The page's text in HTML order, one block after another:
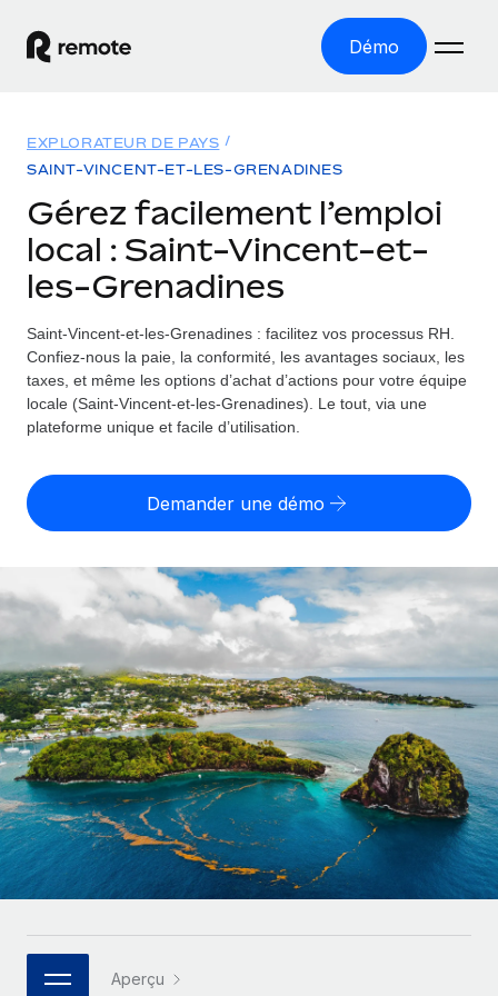
Démo
Les produits
EMPLOI À L’INTERNATIONAL
Paie multipays
Gérez la paie facilement et en toute conformité
Employer of record
Développez-vous à l’international sans frais liés aux
entités
Pilotage 360 des freelances
Gestion des freelances
PEO
Sous-traitez les opérations complexes liées à l’emploi
INFRASTRUCTURE
Intégration Remote
Intégrez vos RH aux flux de travail en toute simplicité
Plateforme
Des fonctions RH clés intégrées pour votre équipe
Connecter
Nouveau
notre MCP
Intégrations
Solutions
COUVERTURE MONDIALE
Toutes les informations sur l’emploi à l’international,
pays par pays
Explorateur des États-Unis (par État)
Comparer Remote
CROISSANCE
Start-ups
Des solutions agiles et internationales pour les RH et la
paie des entreprises en pleine croissance
Entreprises intermédiaires
Développez vos équipes avec des solutions RH sur
mesure
Entreprise
Les RH à l’international pour les grandes entreprises
Partenaires stratégiques de la tech
Ressources
OUTILS & CALCULATEURS
Outil de calcul du risque de requalification de
contrat
Évaluez le risque de requalification de contrat par pays
Calculez le coût total des employés dans n’importe quel
Calculateur de paiement des freelances
Découvrez les devises disponibles et les vitesses de
paiement pour vos freelances internationaux
APPRENDRE AVEC REMOTE
Recherche et guides
Études de cas
Glossaire RH
Checklists et modèles
Webinaires
Tarification
English (United States)
English
Français
Deutsch
Español
Italiano
Português (Portugal)
日本語
中文（简体）
Connexion
EXPLORATEUR DE PAYS
SAINT-VINCENT-ET-LES-GRENADINES
Gérez facilement l’emploi
local : Saint-Vincent-et-
les-Grenadines
Saint-Vincent-et-les-Grenadines : facilitez vos processus RH.
Confiez-nous la paie, la conformité, les avantages sociaux, les
taxes, et même les options d’achat d’actions pour votre équipe
locale (Saint-Vincent-et-les-Grenadines). Le tout, via une
plateforme unique et facile d’utilisation.
Demander une démo
Aperçu